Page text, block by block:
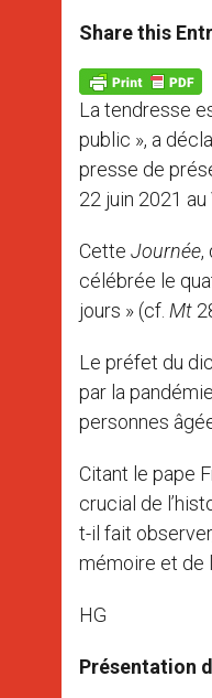
t
s
p
p
s
e
g
e
r
e
b
o
k
Share this
La tendresse
public », a
presse de
22 juin 2021 au
Cette Journée,
célébrée le
jours » (cf. Mt
Le préfet du
par la
personnes
Citant le pape
crucial de
t-il fait
mémoire et de
HG
Présentation